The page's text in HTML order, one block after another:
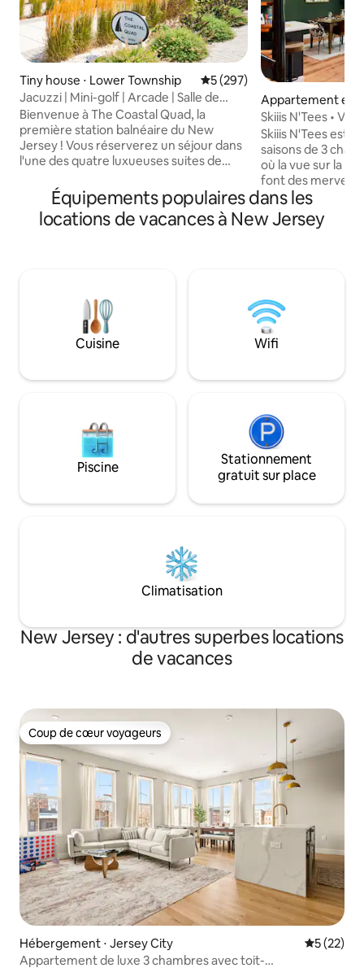
Tiny house ⋅ Lower Township Évaluation moyenne sur la
5 (297)
Jacuzzi | Mini-golf | Arcade | Salle de
sport — Quad côtier
Bienvenue à The Coastal Quad, la
première station balnéaire du New
Jersey ! Vous réserverez un séjour dans
l'une des quatre luxueuses suites de
sorte que chaque visite est une nouvelle
aventure ! Vous profiterez de votre
propre jacuzzi privé, d'un foyer, d'un
à une buanderie et plus encore. Situé à
quelques pas d'une plage de baie
tranquille et à quelques minutes en
voiture de Cape May et Wildwood, c'est
côte !
Appartement en
⋅ Vernon
Skiiis N'Tees •
Animaux
Skiiis N'Tees est
saisons de 3
où la vue sur la
font des
quelques
parfait pour les
week-ends entre
pistes. Faites de
des vins dans les
cueillette des
tous les goûts.
et restez pour
Équipements populaires dans les
locations de vacances à New Jersey
Cuisine Wifi
Piscine
Stationnement
gratuit sur place
Climatisation
New Jersey : d'autres superbes locations
de vacances
Coup de cœur voyageurs
Coup de cœur voyageurs
Hébergement ⋅ Jersey City
5 (22)
Appartement de luxe 3 chambres avec toit-